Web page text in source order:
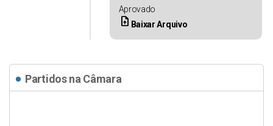
Aprovado
upload_file Baixar Arquivo
Partidos na Câmara